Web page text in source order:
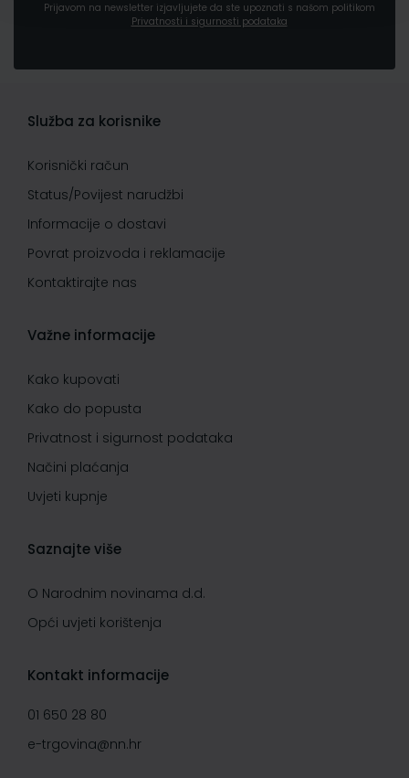
Prijavom na newsletter izjavljujete da ste upoznati s našom politikom
Privatnosti i sigurnosti podataka
Služba za korisnike
Korisnički račun
Status/Povijest narudžbi
Informacije o dostavi
Povrat proizvoda i reklamacije
Kontaktirajte nas
Važne informacije
Kako kupovati
Kako do popusta
Privatnost i sigurnost podataka
Načini plaćanja
Uvjeti kupnje
Saznajte više
O Narodnim novinama d.d.
Opći uvjeti korištenja
Kontakt informacije
01 650 28 80
e-trgovina@nn.hr